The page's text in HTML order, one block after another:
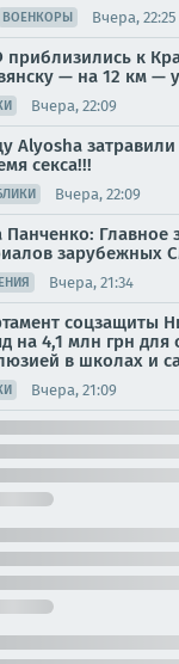
ВОЕНКОРЫ Вчера, 22:25
к
— на 12 км —
Вчера, 22:09
Alyosha
секса!!!
Вчера, 22:09
Панченко: Главное
зарубежных
Вчера, 21:34
соцзащиты
на 4,1 млн грн
в школах и
Вчера, 21:09